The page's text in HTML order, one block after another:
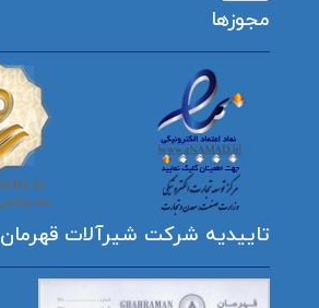
مجوزها
تاییدیه شرکت شیرآلات قهرمان